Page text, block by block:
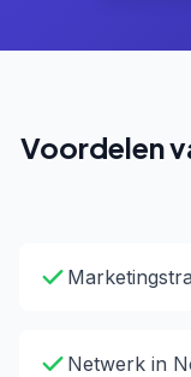
Voordelen
Netwerk in